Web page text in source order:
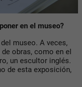
en el museo?
museo. A veces,
obras, como en el
un escultor inglés.
de esta exposición,